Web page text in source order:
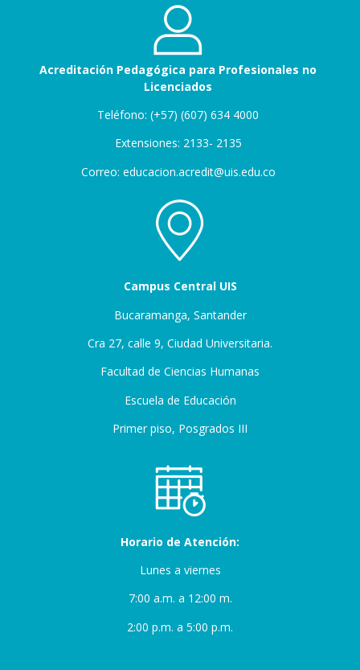
Acreditación Pedagógica para Profesionales no
Licenciados
Teléfono: (+57) (607) 634 4000
Extensiones: 2133- 2135
Correo: educacion.acredit@uis.edu.co
Campus Central UIS
Bucaramanga, Santander
Cra 27, calle 9, Ciudad Universitaria.
Facultad de Ciencias Humanas
Escuela de Educación
Primer piso, Posgrados III
Horario de Atención:
Lunes a viernes
7:00 a.m. a 12:00 m.
2:00 p.m. a 5:00 p.m.